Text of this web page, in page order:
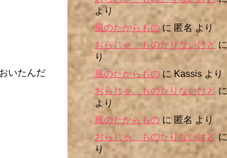
いたんだ
より
風のたからもの に 匿名 より
おらじゃ、ものたりないけど に
り
風のたからもの に Kassis より
おらじゃ、ものたりないけど に
より
風のたからもの に 匿名 より
おらじゃ、ものたりないけど に
り